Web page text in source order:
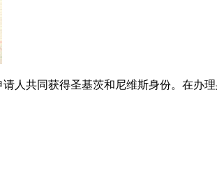
人共同获得圣基茨和尼维斯身份。在办